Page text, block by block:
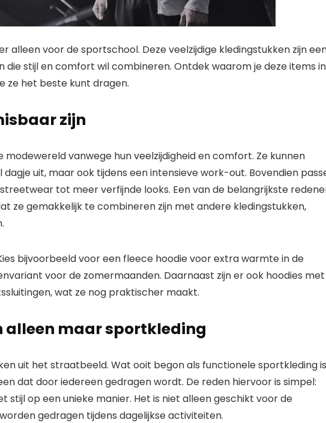
alleen voor de sportschool. Deze veelzijdige kledingstukken zijn
stijl en comfort wil combineren. Ontdek waarom je deze items in
ze het beste kunt dragen.
zijn
modewereld vanwege hun veelzijdigheid en comfort. Ze kunnen
uit, maar ook tijdens een intensieve work-out. Bovendien
tot meer verfijnde looks. Een van de belangrijkste
ze gemakkelijk te combineren zijn met andere kledingstukken,
bijvoorbeeld voor een fleece hoodie voor extra warmte in de
voor de zomermaanden. Daarnaast zijn er ook hoodies met
wat ze nog praktischer maakt.
alleen maar sportkleding
uit het straatbeeld. Wat ooit begon als functionele sportkleding is
dat door iedereen gedragen wordt. De reden hiervoor is simpel:
op een unieke manier. Het is niet alleen geschikt voor de
gedragen tijdens dagelijkse activiteiten.